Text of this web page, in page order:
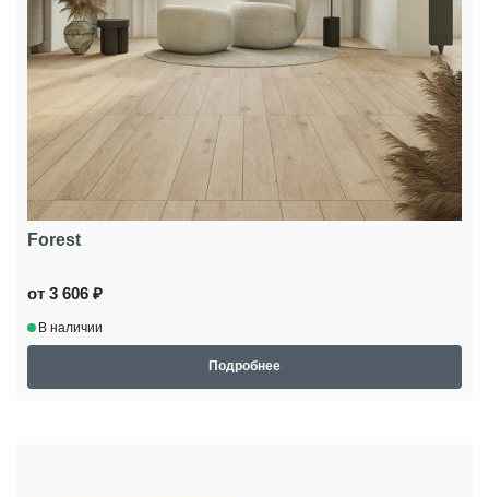
Forest
от 3 606 ₽
В наличии
Подробнее